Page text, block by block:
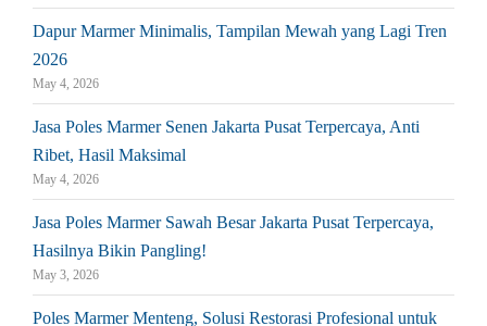
Dapur Marmer Minimalis, Tampilan Mewah yang Lagi Tren
2026
May 4, 2026
Jasa Poles Marmer Senen Jakarta Pusat Terpercaya, Anti
Ribet, Hasil Maksimal
May 4, 2026
Jasa Poles Marmer Sawah Besar Jakarta Pusat Terpercaya,
Hasilnya Bikin Pangling!
May 3, 2026
Poles Marmer Menteng, Solusi Restorasi Profesional untuk